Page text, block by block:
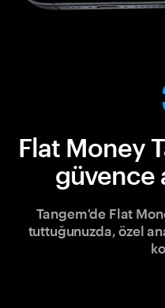
Flat Money
güvence
Tangem'de Flat
tuttuğunuzda, özel